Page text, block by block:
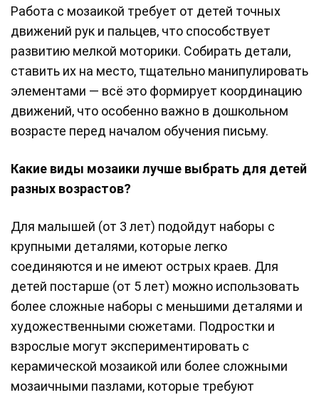
Работа с мозаикой требует от детей точных
движений рук и пальцев, что способствует
развитию мелкой моторики. Собирать детали,
ставить их на место, тщательно манипулировать
элементами — всё это формирует координацию
движений, что особенно важно в дошкольном
возрасте перед началом обучения письму.
Какие виды мозаики лучше выбрать для детей
разных возрастов?
Для малышей (от 3 лет) подойдут наборы с
крупными деталями, которые легко
соединяются и не имеют острых краев. Для
детей постарше (от 5 лет) можно использовать
более сложные наборы с меньшими деталями и
художественными сюжетами. Подростки и
взрослые могут экспериментировать с
керамической мозаикой или более сложными
мозаичными пазлами, которые требуют